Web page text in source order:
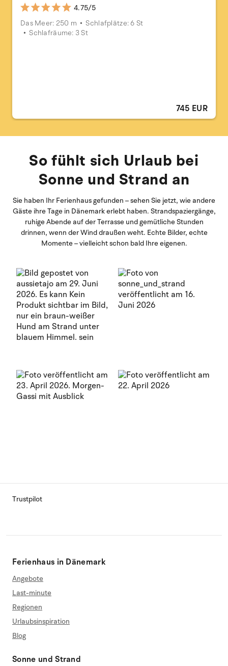
4.75/5
Das Meer: 250 m
Schlafplätze: 6 St
Schlafräume: 3 St
745 EUR
So fühlt sich Urlaub bei
Sonne und Strand an
Sie haben Ihr Ferienhaus gefunden – sehen Sie jetzt, wie andere
Gäste ihre Tage in Dänemark erlebt haben. Strandspaziergänge,
ruhige Abende auf der Terrasse und gemütliche Stunden
drinnen, wenn der Wind draußen weht. Echte Bilder, echte
Momente – vielleicht schon bald Ihre eigenen.
Trustpilot
Ferienhaus in Dänemark
Angebote
Last-minute
Regionen
Urlaubsinspiration
Blog
Sonne und Strand